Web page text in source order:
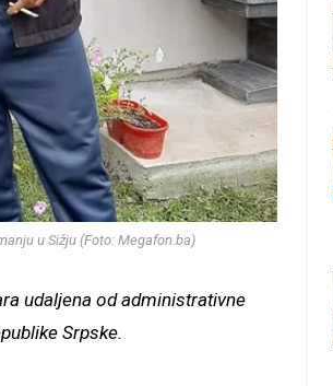
u Sižju (Foto: Megafon.ba)
udaljena od administrativne
Srpske.